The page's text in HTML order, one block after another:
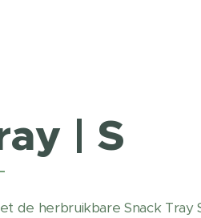
| S
de herbruikbare Snack Tray